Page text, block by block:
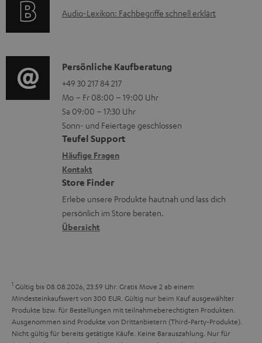
i
e
n
z
u
m
V
e
r
s
a
r
t
i
o
n
e
n
z
u
r
G
n
t
i
A
i
o
-
L
e
x
i
k
o
n
Audio-Lexikon: Fachbegriffe schnell erklärt
K
o
n
t
a
k
t
d
a
t
Persönliche Kaufberatung
+49 30 217 84 217
Mo – Fr 08:00 – 19:00 Uhr
Sa 09:00 – 17:30 Uhr
Sonn- und Feiertage geschlossen
Teufel Support
Häufige Fragen
Kontakt
Store Finder
Erlebe unsere Produkte hautnah und lass dich
persönlich im Store beraten.
Übersicht
1 Gültig bis 08.08.2026, 23:59 Uhr. Gratis Move 2 ab einem
Mindesteinkaufswert von 300 EUR. Gültig nur beim Kauf ausgewählter
Produkte bzw. für Bestellungen mit teilnahmeberechtigten Produkten.
Ausgenommen sind Produkte von Drittanbietern (Third-Party-Produkte).
Nicht gültig für bereits getätigte Käufe. Keine Barauszahlung. Nur für